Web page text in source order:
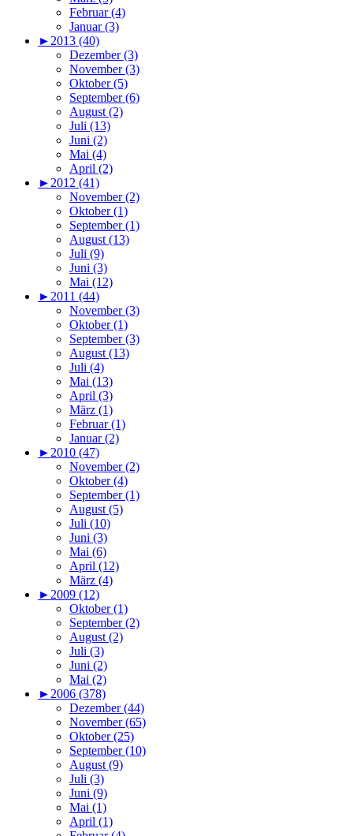
Februar (4)
Januar (3)
► 2013 (40)
Dezember (3)
November (3)
Oktober (5)
September (6)
August (2)
Juli (13)
Juni (2)
Mai (4)
April (2)
► 2012 (41)
November (2)
Oktober (1)
September (1)
August (13)
Juli (9)
Juni (3)
Mai (12)
► 2011 (44)
November (3)
Oktober (1)
September (3)
August (13)
Juli (4)
Mai (13)
April (3)
März (1)
Februar (1)
Januar (2)
► 2010 (47)
November (2)
Oktober (4)
September (1)
August (5)
Juli (10)
Juni (3)
Mai (6)
April (12)
März (4)
► 2009 (12)
Oktober (1)
September (2)
August (2)
Juli (3)
Juni (2)
Mai (2)
► 2006 (378)
Dezember (44)
November (65)
Oktober (25)
September (10)
August (9)
Juli (3)
Juni (9)
Mai (1)
April (1)